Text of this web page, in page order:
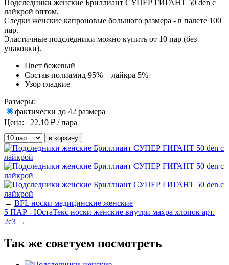
Подследники женские Бриллиант СУПЕР ГИГАНТ 50 den с
лайкрой оптом.
Следки женские капроновые большого размера - в палете 100
пар.
Эластичные подследники можно купить от 10 пар (без
упаковки).
Цвет бежевый
Состав полиамид 95% + лайкра 5%
Узор гладкие
Размеры:
фактически до 42 размера
Цена:
22.10 ₽ / пара
← BFL носки медицинские женские
5 ПАР - ЮстаТекс носки женские внутри махра хлопок арт.
2с3 →
Так же советуем посмотреть